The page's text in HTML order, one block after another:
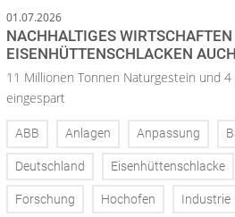
01.07.2026
NACHHALTIGES WIRTSCHAFTEN
EISENHÜTTENSCHLACKEN
11 Millionen Tonnen Naturgestein und
eingespart
ABB Anlagen Anpassung
Deutschland Eisenhüttenschlacke
Forschung Hochofen Industrie